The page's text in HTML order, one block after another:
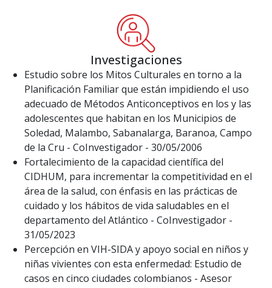
Investigaciones
Estudio sobre los Mitos Culturales en torno a la
Planificación Familiar que están impidiendo el uso
adecuado de Métodos Anticonceptivos en los y las
adolescentes que habitan en los Municipios de
Soledad, Malambo, Sabanalarga, Baranoa, Campo
de la Cru - CoInvestigador - 30/05/2006
Fortalecimiento de la capacidad científica del
CIDHUM, para incrementar la competitividad en el
área de la salud, con énfasis en las prácticas de
cuidado y los hábitos de vida saludables en el
departamento del Atlántico - CoInvestigador -
31/05/2023
Percepción en VIH-SIDA y apoyo social en niños y
niñas vivientes con esta enfermedad: Estudio de
casos en cinco ciudades colombianos - Asesor